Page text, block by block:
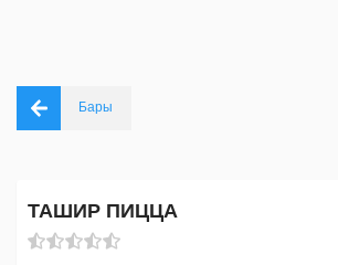
Бары
ТАШИР ПИЦЦА